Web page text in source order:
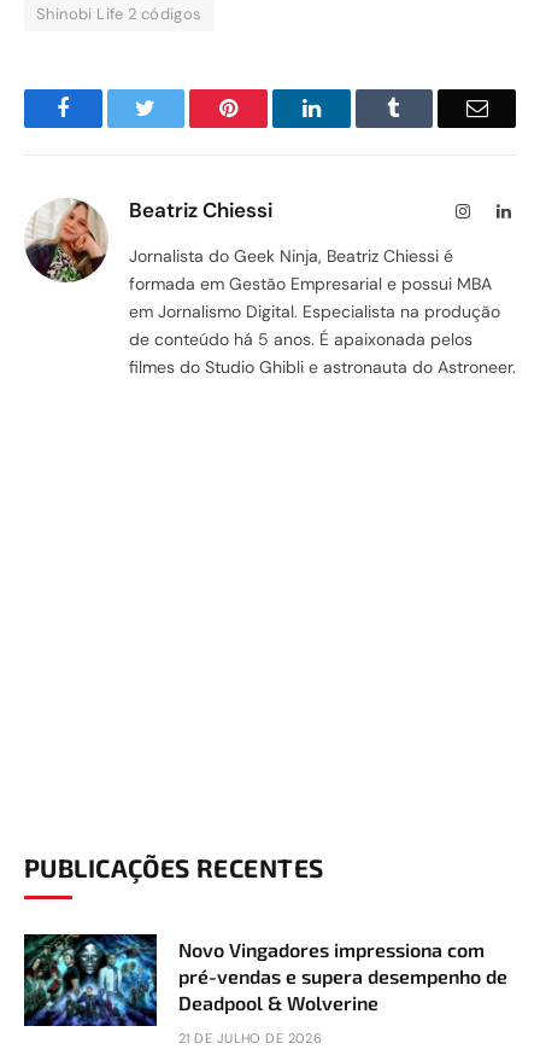
Shinobi Life 2 códigos
Facebook Pinterest LinkedIn Email
Beatriz Chiessi Instagram
Jornalista do Geek Ninja, Beatriz Chiessi é
formada em Gestão Empresarial e possui MBA
em Jornalismo Digital. Especialista na produção
de conteúdo há 5 anos. É apaixonada pelos
filmes do Studio Ghibli e astronauta do Astroneer.
PUBLICAÇÕES RECENTES
Novo Vingadores impressiona com
pré-vendas e supera desempenho de
Deadpool & Wolverine
21 DE JULHO DE 2026